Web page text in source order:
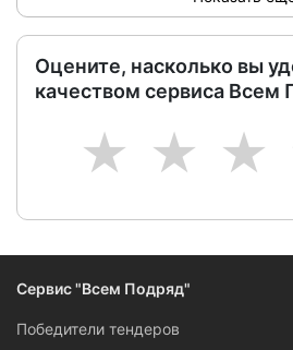
Оцените, насколько вы
качеством сервиса Всем
3
2
1
Сервис "Всем Подряд"
Победители тендеров